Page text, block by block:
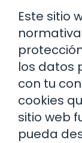
Este sitio
los datos
con tu
cookies
sitio web
pueda